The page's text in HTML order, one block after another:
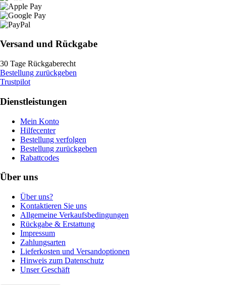
Versand und Rückgabe
30 Tage Rückgaberecht
Bestellung zurückgeben
Trustpilot
Dienstleistungen
Mein Konto
Hilfecenter
Bestellung verfolgen
Bestellung zurückgeben
Rabattcodes
Über uns
Über uns?
Kontaktieren Sie uns
Allgemeine Verkaufsbedingungen
Rückgabe & Erstattung
Impressum
Zahlungsarten
Lieferkosten und Versandoptionen
Hinweis zum Datenschutz
Unser Geschäft